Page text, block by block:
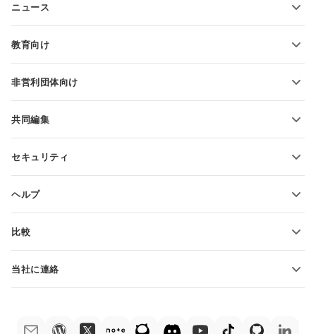
スプレッドシートの変換
PDFの変換
ニュース
教育向け
教育関係者向け
非営利団体向け
無料アカウントをリクエスト
共同編集
翻訳者向け
セキュリティ
ヘルプ
ヘルプ・センター
比較
ONLYOFFICE Docs vs Google Docs
当社に連絡